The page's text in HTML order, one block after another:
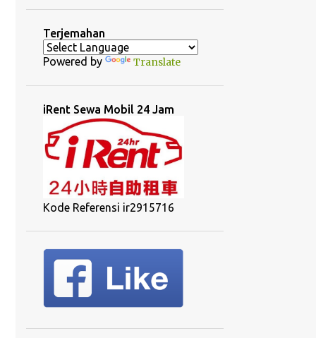
Terjemahan
Powered by Translate
iRent Sewa Mobil 24 Jam
Kode Referensi ir2915716